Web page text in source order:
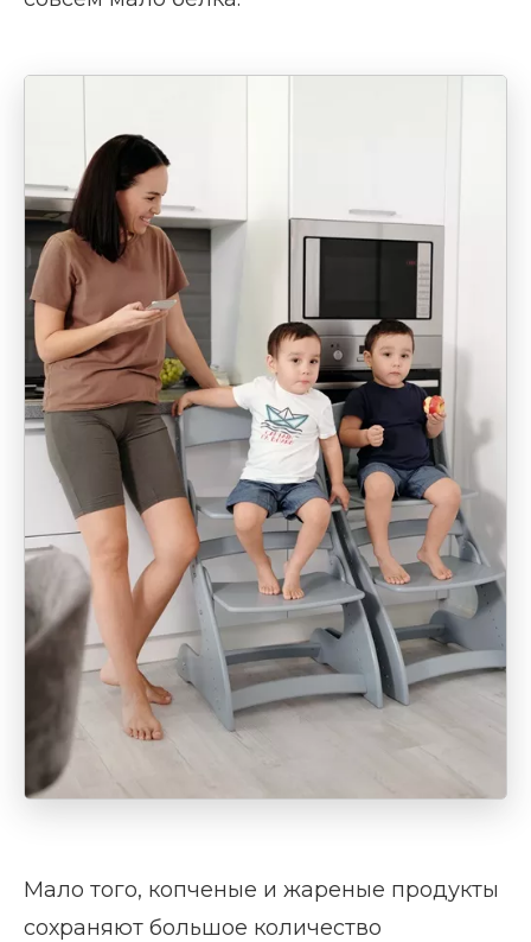
Мало того, копченые и жареные продукты
сохраняют большое количество